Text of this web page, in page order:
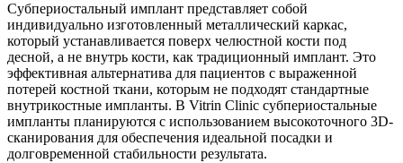
Субпериостальный имплант представляет собой
индивидуально изготовленный металлический каркас,
который устанавливается поверх челюстной кости под
десной, а не внутрь кости, как традиционный имплант. Это
эффективная альтернатива для пациентов с выраженной
потерей костной ткани, которым не подходят стандартные
внутрикостные импланты. В Vitrin Clinic субпериостальные
импланты планируются с использованием высокоточного 3D-
сканирования для обеспечения идеальной посадки и
долговременной стабильности результата.